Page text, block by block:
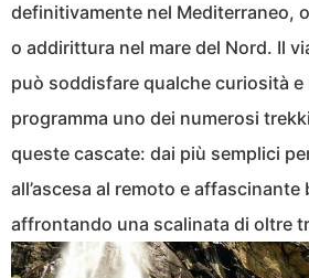
definitivamente nel Mediterraneo,
o addirittura nel mare del Nord. Il
può soddisfare qualche curiosità e
programma uno dei numerosi
queste cascate: dai più semplici
all’ascesa al remoto e
affrontando una scalinata di oltre